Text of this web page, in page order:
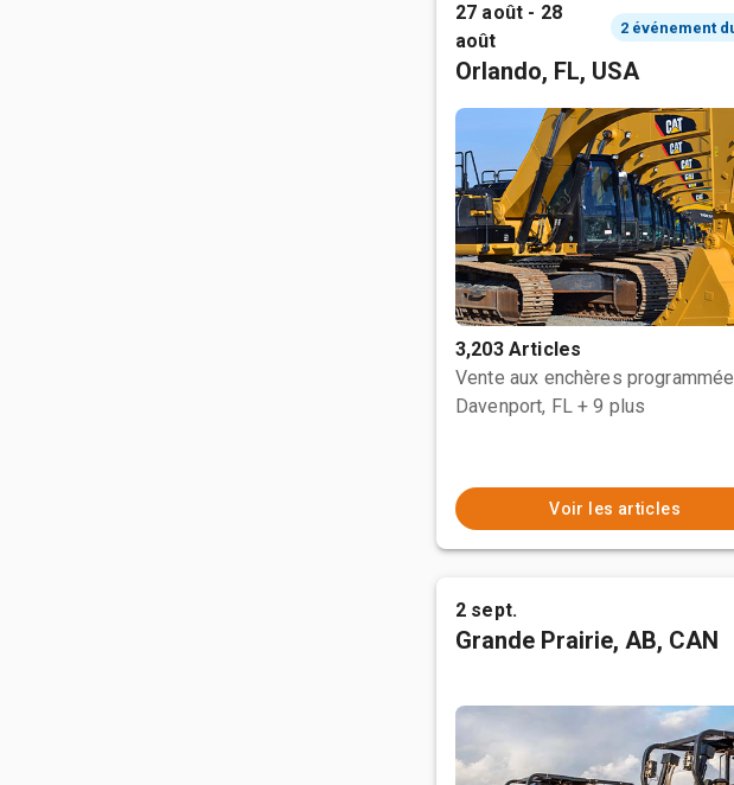
27 août - 28
août
Orlando, FL, USA
3,203 Articles
Vente aux enchères programmée
Davenport, FL + 9 plus
Voir les articles
2 sept.
Grande Prairie, AB, CAN